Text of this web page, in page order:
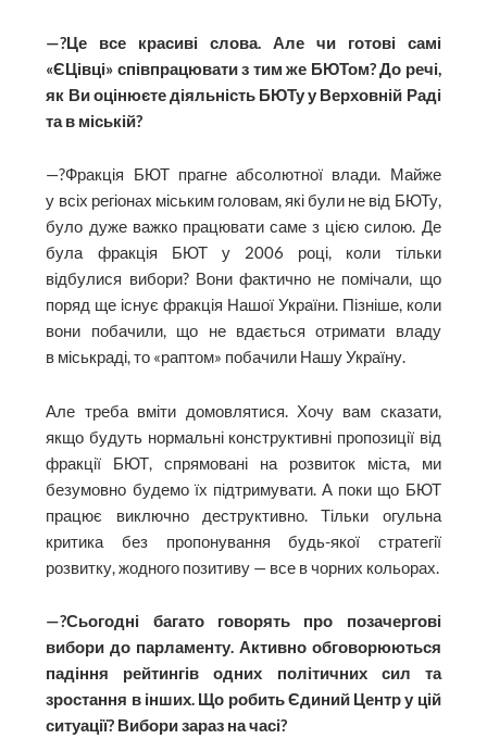
—?Це все красиві слова. Але чи готові самі
«ЄЦівці» співпрацювати з тим же БЮТом? До речі,
як Ви оцінюєте діяльність БЮТу у Верховній Раді
та в міській?
—?Фракція БЮТ прагне абсолютної влади. Майже
у всіх регіонах міським головам, які були не від БЮТу,
було дуже важко працювати саме з цією силою. Де
була фракція БЮТ у 2006 році, коли тільки
відбулися вибори? Вони фактично не помічали, що
поряд ще існує фракція Нашої України. Пізніше, коли
вони побачили, що не вдається отримати владу
в міськраді, то «раптом» побачили Нашу Україну.
Але треба вміти домовлятися. Хочу вам сказати,
якщо будуть нормальні конструктивні пропозиції від
фракції БЮТ, спрямовані на розвиток міста, ми
безумовно будемо їх підтримувати. А поки що БЮТ
працює виключно деструктивно. Тільки огульна
критика без пропонування будь-якої стратегії
розвитку, жодного позитиву — все в чорних кольорах.
—?Сьогодні багато говорять про позачергові
вибори до парламенту. Активно обговорюються
падіння рейтингів одних політичних сил та
зростання в інших. Що робить Єдиний Центр у цій
ситуації? Вибори зараз на часі?